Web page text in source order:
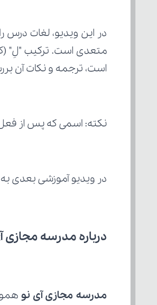
است، ترجمه و نکات آن
نکته: اسمی که پس از
در ویدیو آموزشی بعدی
درباره مدرسه مجازی
مدرسه مجازی آی نو